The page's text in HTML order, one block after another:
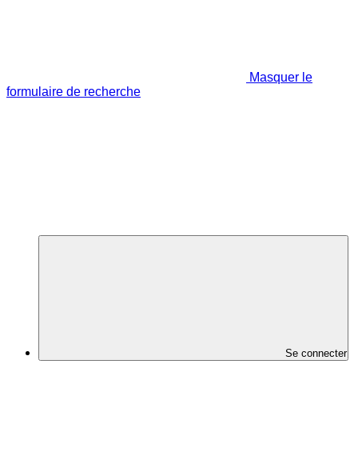
Masquer le
formulaire de recherche
Se connecter